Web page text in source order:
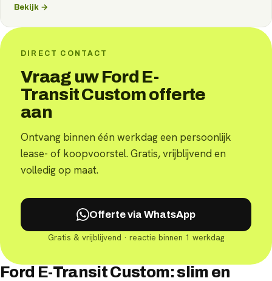
Bekijk →
DIRECT CONTACT
Vraag uw Ford E-
Transit Custom offerte
aan
Ontvang binnen één werkdag een persoonlijk
lease- of koopvoorstel. Gratis, vrijblijvend en
volledig op maat.
Offerte via WhatsApp
Gratis & vrijblijvend · reactie binnen 1 werkdag
Ford E-Transit Custom: slim en